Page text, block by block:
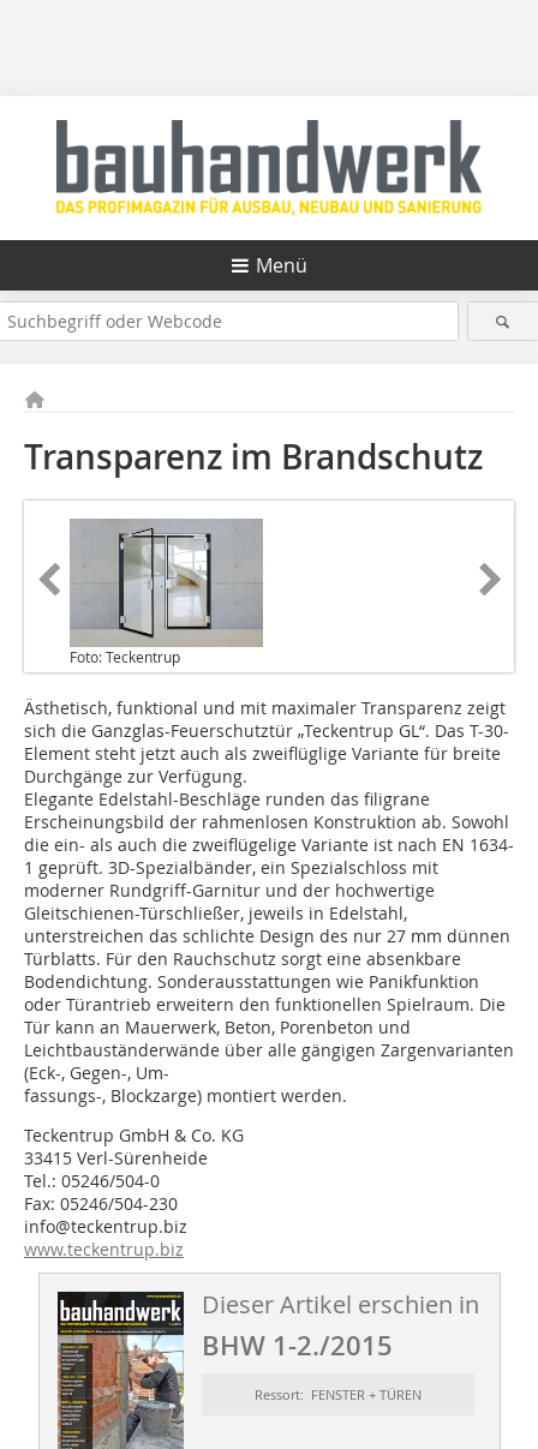
Menü
Transparenz im Brandschutz
Foto: Teckentrup
Ästhetisch, funktional und mit maximaler Transparenz zeigt
sich die Ganzglas-Feuerschutztür „Teckentrup GL“. Das T-30-
Element steht jetzt auch als zweiflüglige Variante für breite
Durchgänge zur Verfügung.
Elegante Edelstahl-Beschläge runden das filigrane
Erscheinungsbild der rahmenlosen Konstruktion ab. Sowohl
die ein- als auch die zweiflügelige Variante ist nach EN 1634-
1 geprüft. 3D-Spezialbänder, ein Spezialschloss mit
moderner Rundgriff-Garnitur und der hochwertige
Gleitschienen-Türschließer, jeweils in Edelstahl,
unterstreichen das schlichte Design des nur 27 mm dünnen
Türblatts. Für den Rauchschutz sorgt eine absenkbare
Bodendichtung. Sonderausstattungen wie Panikfunktion
oder Türantrieb erwei­tern den funktionellen Spielraum. Die
Tür kann an Mauerwerk, Beton, Porenbeton und
Leichtbauständerwände über alle gängigen Zargenvarianten
(Eck-, Gegen-, Um-
fassungs-, Block­zarge) montiert werden.
Teckentrup GmbH & Co. KG
33415 Verl-Sürenheide
Tel.: 05246/504-0
Fax: 05246/504-230
info@teckentrup.biz
www.teckentrup.biz
Dieser Artikel erschien in
BHW 1-2./2015
Ressort: FENSTER + TÜREN